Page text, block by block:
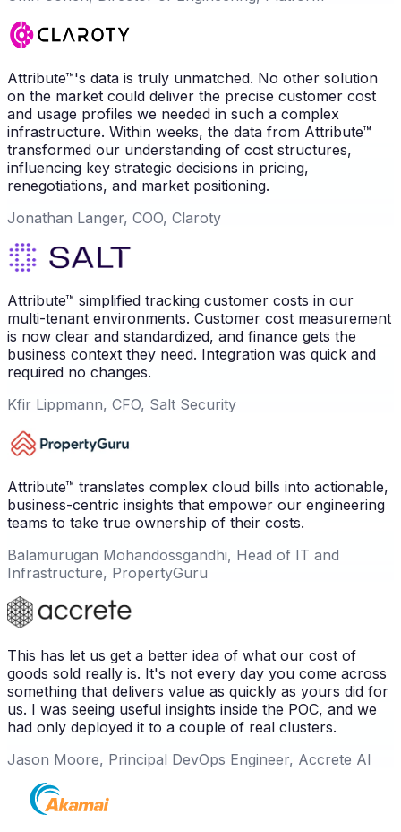
Attribute™'s data is truly unmatched. No other solution
on the market could deliver the precise customer cost
and usage profiles we needed in such a complex
infrastructure. Within weeks, the data from Attribute™
transformed our understanding of cost structures,
influencing key strategic decisions in pricing,
renegotiations, and market positioning.
Jonathan Langer, COO, Claroty
Attribute™ simplified tracking customer costs in our
multi-tenant environments. Customer cost measurement
is now clear and standardized, and finance gets the
business context they need. Integration was quick and
required no changes.
Kfir Lippmann, CFO, Salt Security
Attribute™ translates complex cloud bills into actionable,
business-centric insights that empower our engineering
teams to take true ownership of their costs.
Balamurugan Mohandossgandhi, Head of IT and
Infrastructure, PropertyGuru
This has let us get a better idea of what our cost of
goods sold really is. It's not every day you come across
something that delivers value as quickly as yours did for
us. I was seeing useful insights inside the POC, and we
had only deployed it to a couple of real clusters.
Jason Moore, Principal DevOps Engineer, Accrete AI